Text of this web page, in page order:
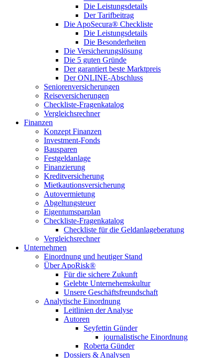
Die Leistungsdetails
Der Tarifbeitrag
Die ApoSecura® Checkliste
Die Leistungsdetails
Die Besonderheiten
Die Versicherungslösung
Die 5 guten Gründe
Der garantiert beste Marktpreis
Der ONLINE-Abschluss
Seniorenversicherungen
Reiseversicherungen
Checkliste-Fragenkatalog
Vergleichsrechner
Finanzen
Konzept Finanzen
Investment-Fonds
Bausparen
Festgeldanlage
Finanzierung
Kreditversicherung
Mietkautionsversicherung
Autovermietung
Abgeltungsteuer
Eigentumsparplan
Checkliste-Fragenkatalog
Checkliste für die Geldanlageberatung
Vergleichsrechner
Unternehmen
Einordnung und heutiger Stand
Über ApoRisk®
Für die sichere Zukunft
Gelebte Unternehemskultur
Unsere Geschäftsfreundschaft
Analytische Einordnung
Leitlinien der Analyse
Autoren
Seyfettin Günder
journalistische Einordnung
Roberta Günder
Dossiers & Analysen